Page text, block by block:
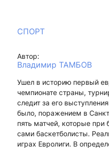
СПОРТ
Автор:
Владимир ТАМБОВ
Ушел в историю первый
чемпионате страны,
следит за его
было, поражением в
пять матчей, которые при
сами баскетболисты.
играх Евролиги. В